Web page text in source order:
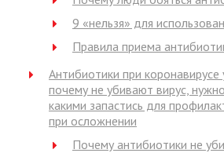
9 «нельзя» для
Правила приема
Антибиотики при коронавирусе
почему не убивают вирус,
какими запастись для
при осложнении
Почему антибиотики не